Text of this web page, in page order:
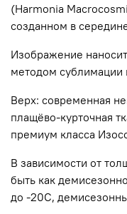
(Harmonia
созданном в
Изображение
методом
Верх: современная
плащёво-курточная
премиум класса
В зависимости от
быть как
до -20С,